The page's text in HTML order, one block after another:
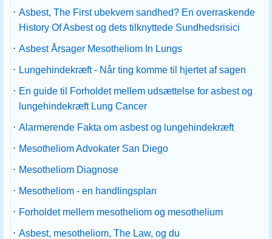
· Asbest, The First ubekvem sandhed? En overraskende
History Of Asbest og dets tilknyttede Sundhedsrisici
· Asbest Årsager Mesotheliom In Lungs
· Lungehindekræft - Når ting komme til hjertet af sagen
· En guide til Forholdet mellem udsættelse for asbest og
lungehindekræft Lung Cancer
· Alarmerende Fakta om asbest og lungehindekræft
· Mesotheliom Advokater San Diego
· Mesotheliom Diagnose
· Mesotheliom - en handlingsplan
· Forholdet mellem mesotheliom og mesothelium
· Asbest, mesotheliom, The Law, og du